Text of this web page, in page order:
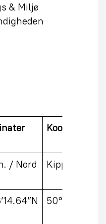
& Miljø
Koordinater
/ Nord Kipp. / Vest